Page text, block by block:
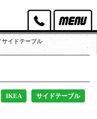
サイドテーブル
IKEA サイドテーブル